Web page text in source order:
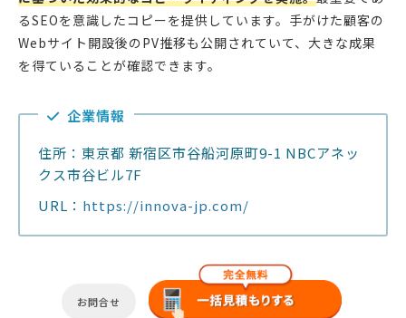
るSEOを意識したコピーを提供しています。手がけた顧客の
Webサイト開設後のPV推移も公開されていて、大きな成果
を得ていることが確認できます。
企業情報
住所：東京都 新宿区市谷船河原町9-1 NBCアネッ
クス市谷ビル7F
URL： https://innova-jp.com/
お問合せ